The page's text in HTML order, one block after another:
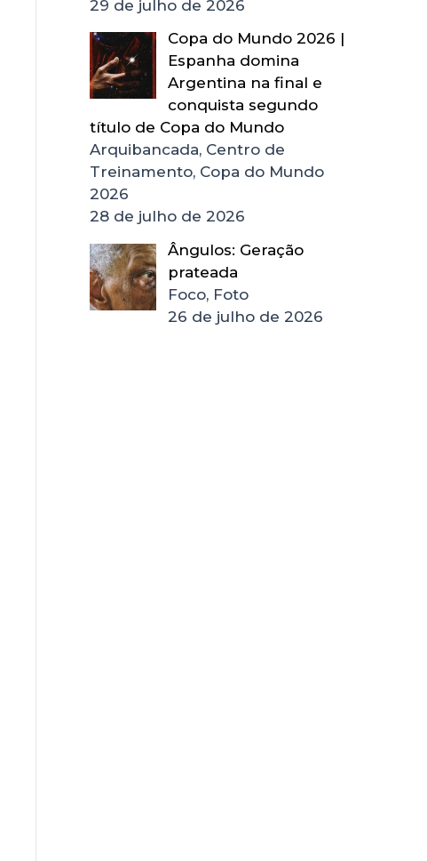
29 de julho de 2026
Copa do Mundo 2026 |
Espanha domina
Argentina na final e
conquista segundo
título de Copa do Mundo
Arquibancada, Centro de
Treinamento, Copa do Mundo
2026
28 de julho de 2026
Ângulos: Geração
prateada
Foco, Foto
26 de julho de 2026